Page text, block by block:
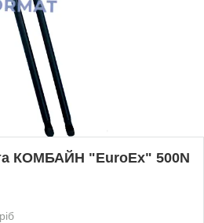
КОМБАЙН "EuroEx" 500N